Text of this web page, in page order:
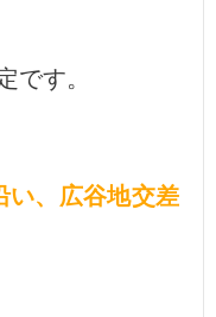
です。
い、広谷地交差